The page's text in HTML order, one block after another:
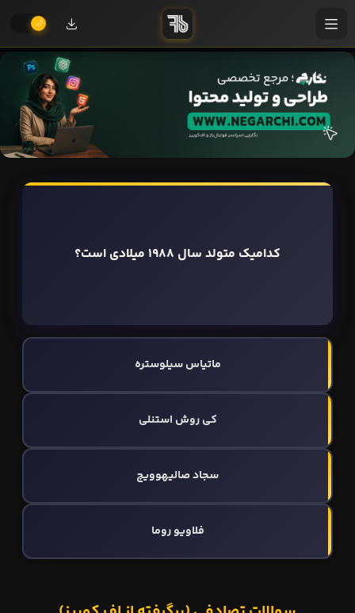
کدامیک متولد سال 1988 میلادی است؟
ماتیاس سیلوستره
کی روش استنلی
سجاد صالیهوویچ
فلاویو روما